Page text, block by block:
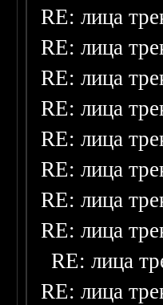
RE: лица
RE: лица
RE: лица
RE: лица
RE: лица
RE: лица
RE: лица
RE: лица
RE: лица
RE: лица